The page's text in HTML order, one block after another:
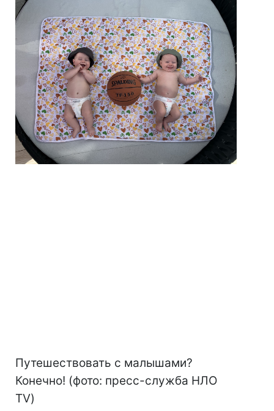
Путешествовать с малышами?
Конечно! (фото: пресс-служба НЛО
TV)